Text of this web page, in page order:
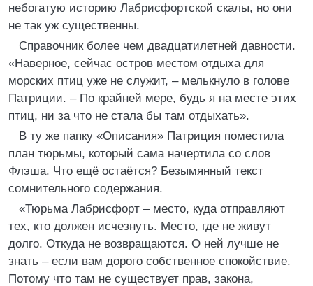
небогатую историю Лабрисфортской скалы, но они
не так уж существенны.
Справочник более чем двадцатилетней давности.
«Наверное, сейчас остров местом отдыха для
морских птиц уже не служит, – мелькнуло в голове
Патриции. – По крайней мере, будь я на месте этих
птиц, ни за что не стала бы там отдыхать».
В ту же папку «Описания» Патриция поместила
план тюрьмы, который сама начертила со слов
Флэша. Что ещё остаётся? Безымянный текст
сомнительного содержания.
«Тюрьма Лабрисфорт – место, куда отправляют
тех, кто должен исчезнуть. Место, где не живут
долго. Откуда не возвращаются. О ней лучше не
знать – если вам дорого собственное спокойствие.
Потому что там не существует прав, закона,